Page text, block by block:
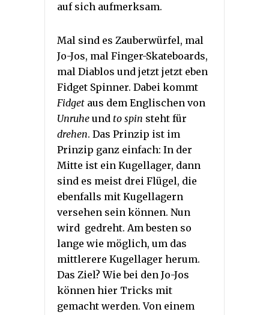
auf sich aufmerksam.
Mal sind es Zauberwürfel, mal
Jo-Jos, mal Finger-Skateboards,
mal Diablos und jetzt jetzt eben
Fidget Spinner. Dabei kommt
Fidget aus dem Englischen von
Unruhe und to spin steht für
drehen. Das Prinzip ist im
Prinzip ganz einfach: In der
Mitte ist ein Kugellager, dann
sind es meist drei Flügel, die
ebenfalls mit Kugellagern
versehen sein können. Nun
wird gedreht. Am besten so
lange wie möglich, um das
mittlerere Kugellager herum.
Das Ziel? Wie bei den Jo-Jos
können hier Tricks mit
gemacht werden. Von einem